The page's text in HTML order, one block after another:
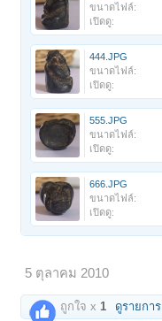
ขนาดไฟล์:
เปิดดู:
444.JPG
ขนาดไฟล์:
เปิดดู:
555.JPG
ขนาดไฟล์:
เปิดดู:
666.JPG
ขนาดไฟล์:
เปิดดู:
5 ตุลาคม 2010
ถูกใจ x1 ดูรายการ